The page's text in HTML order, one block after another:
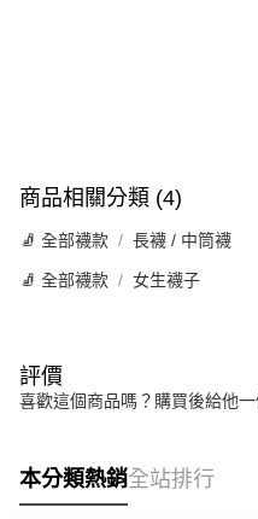
商品相關分類 (4)
🧦 全部襪款 長襪 / 中筒襪
🧦 全部襪款 女生襪子
評價
喜歡這個商品嗎？購買後給他
本分類熱銷全站排行